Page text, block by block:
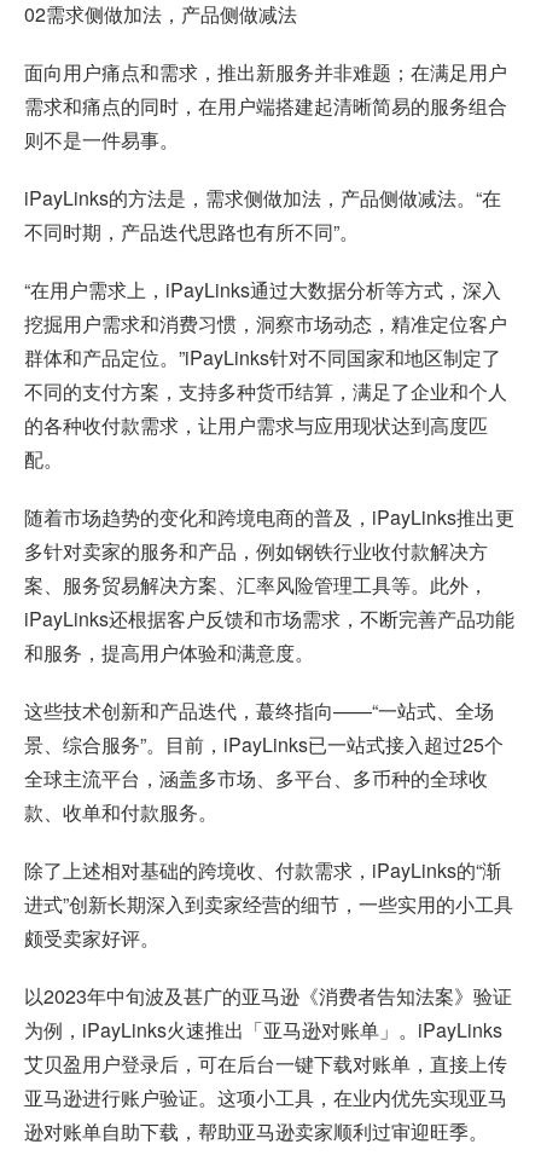
02需求侧做加法，产品侧做减法
面向用户痛点和需求，推出新服务并非难题；在满足用户
需求和痛点的同时，在用户端搭建起清晰简易的服务组合
则不是一件易事。
iPayLinks的方法是，需求侧做加法，产品侧做减法。“在
不同时期，产品迭代思路也有所不同”。
“在用户需求上，iPayLinks通过大数据分析等方式，深入
挖掘用户需求和消费习惯，洞察市场动态，精准定位客户
群体和产品定位。”iPayLinks针对不同国家和地区制定了
不同的支付方案，支持多种货币结算，满足了企业和个人
的各种收付款需求，让用户需求与应用现状达到高度匹
配。
随着市场趋势的变化和跨境电商的普及，iPayLinks推出更
多针对卖家的服务和产品，例如钢铁行业收付款解决方
案、服务贸易解决方案、汇率风险管理工具等。此外，
iPayLinks还根据客户反馈和市场需求，不断完善产品功能
和服务，提高用户体验和满意度。
这些技术创新和产品迭代，蕞终指向——“一站式、全场
景、综合服务”。目前，iPayLinks已一站式接入超过25个
全球主流平台，涵盖多市场、多平台、多币种的全球收
款、收单和付款服务。
除了上述相对基础的跨境收、付款需求，iPayLinks的“渐
进式”创新长期深入到卖家经营的细节，一些实用的小工具
颇受卖家好评。
以2023年中旬波及甚广的亚马逊《消费者告知法案》验证
为例，iPayLinks火速推出「亚马逊对账单」。iPayLinks
艾贝盈用户登录后，可在后台一键下载对账单，直接上传
亚马逊进行账户验证。这项小工具，在业内优先实现亚马
逊对账单自助下载，帮助亚马逊卖家顺利过审迎旺季。